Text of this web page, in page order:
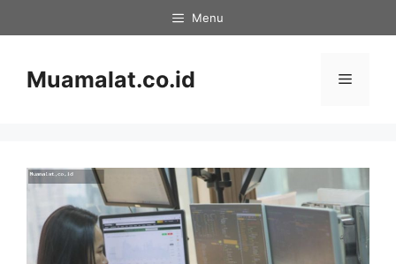
to
Menu
Muamalat.co.id Menu